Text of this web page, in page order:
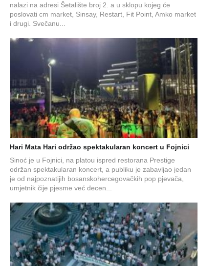
nalazi na adresi Šetalište broj 2. a u sklopu kojeg će
poslovati cm market, Sinsay, Restart, Fit Point, Amko market
i drugi. Svečanu...
Hari Mata Hari održao spektakularan koncert u Fojnici
Sinoć je u Fojnici, na platou ispred restorana Prestige
održan spektakularan koncert, a publiku je zabavljao jedan
je od najpoznatijih bosanskohercegovačkih pop pjevača,
umjetnik čije pjesme već decen...